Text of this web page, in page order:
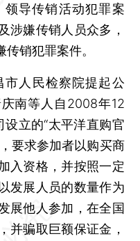
导传销活动犯罪案
涉嫌传销人员众多，
销犯罪案件。
人民检察院提起公
南等人自2008年12
立的“太平洋直购官
要求参加者以购买商
入资格，并按照一定
发展人员的数量作为
展他人参加，在全国
并骗取巨额保证金，